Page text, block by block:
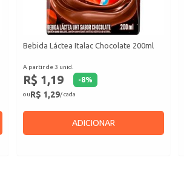
Bebida Láctea Italac Chocolate 200ml
A partir de 3 unid.
R$ 1,19 -8%
ouR$ 1,29/ cada
ADICIONAR